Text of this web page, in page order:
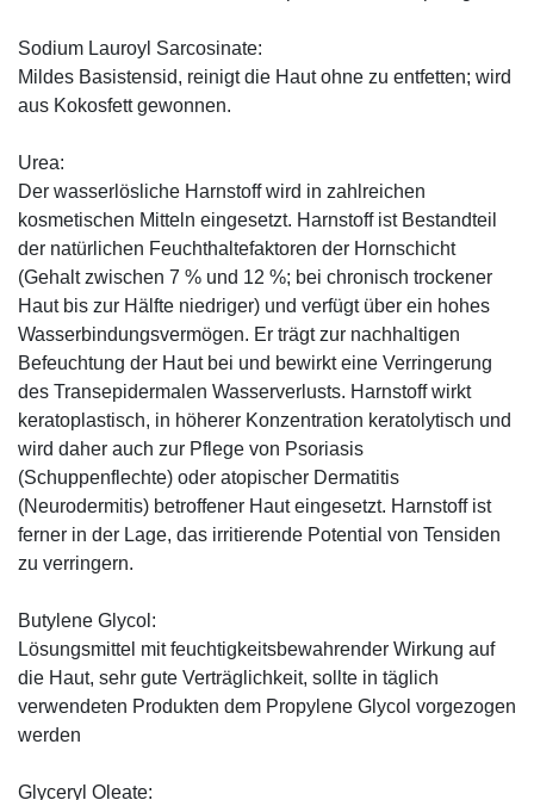
Sodium Lauroyl Sarcosinate:
Mildes Basistensid, reinigt die Haut ohne zu entfetten; wird
aus Kokosfett gewonnen.
Urea:
Der wasserlösliche Harnstoff wird in zahlreichen
kosmetischen Mitteln eingesetzt. Harnstoff ist Bestandteil
der natürlichen Feuchthaltefaktoren der Hornschicht
(Gehalt zwischen 7 % und 12 %; bei chronisch trockener
Haut bis zur Hälfte niedriger) und verfügt über ein hohes
Wasserbindungsvermögen. Er trägt zur nachhaltigen
Befeuchtung der Haut bei und bewirkt eine Verringerung
des Transepidermalen Wasserverlusts. Harnstoff wirkt
keratoplastisch, in höherer Konzentration keratolytisch und
wird daher auch zur Pflege von Psoriasis
(Schuppenflechte) oder atopischer Dermatitis
(Neurodermitis) betroffener Haut eingesetzt. Harnstoff ist
ferner in der Lage, das irritierende Potential von Tensiden
zu verringern.
Butylene Glycol:
Lösungsmittel mit feuchtigkeitsbewahrender Wirkung auf
die Haut, sehr gute Verträglichkeit, sollte in täglich
verwendeten Produkten dem Propylene Glycol vorgezogen
werden
Glyceryl Oleate: